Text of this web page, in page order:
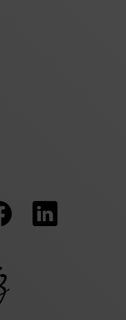
Zu
unserer